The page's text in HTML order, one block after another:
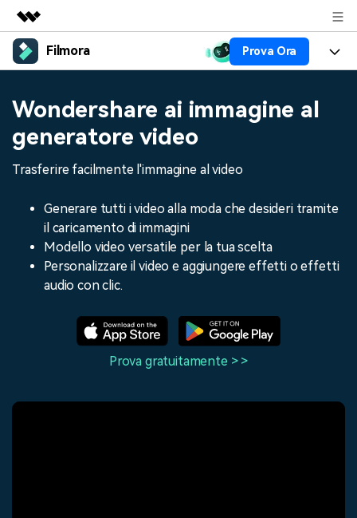
Prodotti in evidenza
Utilità
Soluzione
Chi siamo
Sala stampa
Negozio
Supporto
Filmora Prova Ora
AI
Video/Immagine
Testo
Soluzioni
Chi
Creare
Risorse
Tip per Editing
Tip per Live-Streaming
Tip per Screen Recorder
Diversi Editor Video
Centro Aiuto
Contattaci
Siamo qui per aiutarti
Storie dei clienti
Scopri come i nostri clienti
Wondershare ai immagine al
generatore video
Trasferire facilmente l'immagine al video
Generare tutti i video alla moda che desideri tramite
il caricamento di immagini
Modello video versatile per la tua scelta
Personalizzare il video e aggiungere effetti o effetti
audio con clic.
Prova gratuitamente > >